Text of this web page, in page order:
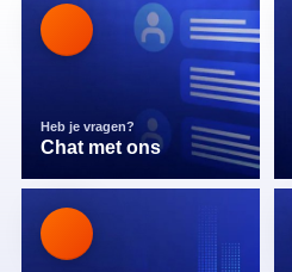
Heb je vragen?
Chat met ons